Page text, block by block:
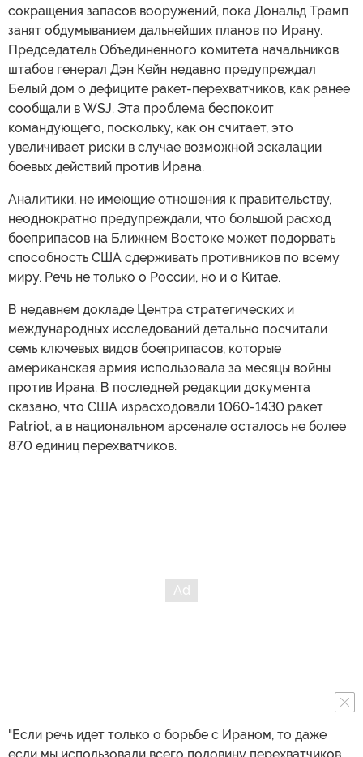
сокращения запасов вооружений, пока Дональд Трамп
занят обдумыванием дальнейших планов по Ирану.
Председатель Объединенного комитета начальников
штабов генерал Дэн Кейн недавно предупреждал
Белый дом о дефиците ракет-перехватчиков, как ранее
сообщали в WSJ. Эта проблема беспокоит
командующего, поскольку, как он считает, это
увеличивает риски в случае возможной эскалации
боевых действий против Ирана.
Аналитики, не имеющие отношения к правительству,
неоднократно предупреждали, что большой расход
боеприпасов на Ближнем Востоке может подорвать
способность США сдерживать противников по всему
миру. Речь не только о России, но и о Китае.
В недавнем докладе Центра стратегических и
международных исследований детально посчитали
семь ключевых видов боеприпасов, которые
американская армия использовала за месяцы войны
против Ирана. В последней редакции документа
сказано, что США израсходовали 1060-1430 ракет
Patriot, а в национальном арсенале осталось не более
870 единиц перехватчиков.
"Если речь идет только о борьбе с Ираном, то даже